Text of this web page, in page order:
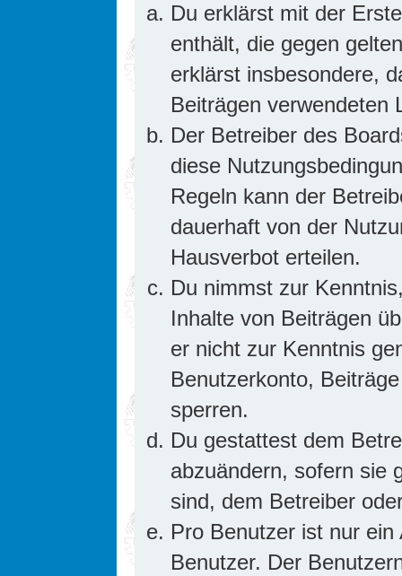
Du erklärst mit der
enthält, die gegen
erklärst insbesondere,
Beiträgen verwendeten
Der Betreiber des
diese
Regeln kann der
dauerhaft von der
Hausverbot erteilen.
Du nimmst zur
Inhalte von Beiträgen
er nicht zur Kenntnis
Benutzerkonto,
sperren.
Du gestattest dem
abzuändern, sofern sie
sind, dem Betreiber
Pro Benutzer ist nur
Benutzer. Der